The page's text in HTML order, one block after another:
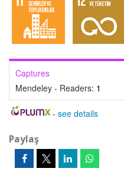
Captures
Mendeley - Readers: 1
- see details
Paylaş